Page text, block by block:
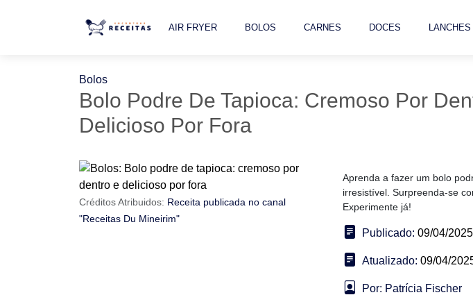
AIR FRYER BOLOS CARNES DOCES LANCHES
Bolos
Bolo Podre De Tapioca: Cremoso Por
Delicioso Por Fora
Créditos Atribuidos: Receita publicada no canal
"Receitas Du Mineirim"
Aprenda a fazer um bolo
irresistível. Surpreenda-se
Experimente já!
Publicado: 09/04/2025
Atualizado: 09/04/
Por: Patrícia Fischer